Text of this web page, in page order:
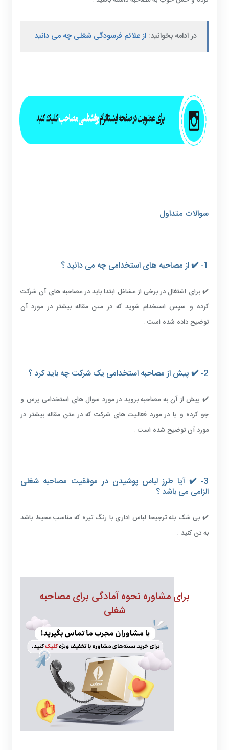
در ادامه بخوانید: از علائم فرسودگی شغلی چه می دانید
سوالات متداول
1- ✔️ از مصاحبه های استخدامی چه می دانید ؟
✔️ برای اشتغال در برخی از مشاغل ابتدا باید در مصاحبه های آن شرکت
کرده و سپس استخدام شوید که در متن مقاله بیشتر در مورد آن
توضیح داده شده است .
2- ✔️ پیش از مصاحبه استخدامی یک شرکت چه باید کرد ؟
✔️ پیش از آن به مصاحبه بروید در مورد سوال های استخدامی پرس و
جو کرده و یا در مورد فعالیت های شرکت که در متن مقاله بیشتر در
مورد آن توضیح شده است .
3- ✔️ آیا طرز لباس پوشیدن در موفقیت مصاحبه شغلی
الزامی می باشد ؟
✔️ بی شک بله ترجیحا لباس اداری با رنگ تیره که مناسب محیط باشد
به تن کنید .
برای مشاوره نحوه آمادگی برای مصاحبه
شغلی